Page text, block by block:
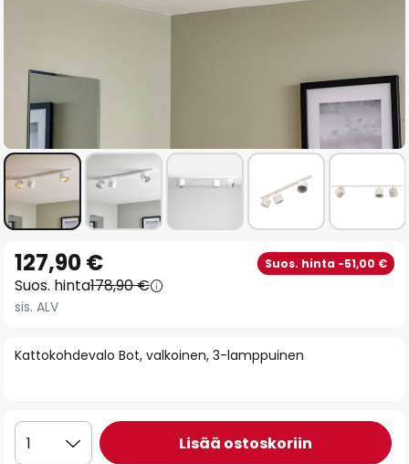
to
the
beginning
the
Kattokohdevalo Bot, valkoinen, 3-lamppuinen
127,90 € Suos. hinta -51,00 €
Suos. hinta178,90 €
sis. ALV
1 Lisää ostoskoriin